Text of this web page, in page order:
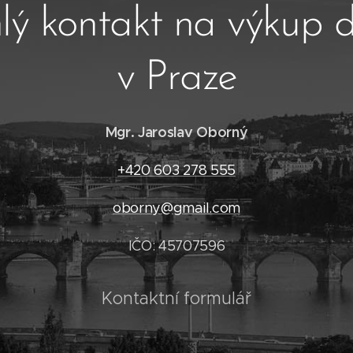
kontakt na výkup
v Praze
Mgr. Jaroslav Oborný
+420 603 278 555
oborny@gmail.com
IČO: 45707596
Kontaktní formulář